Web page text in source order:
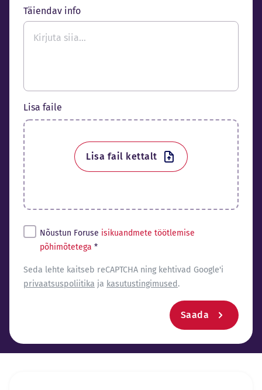
Täiendav info
Lisa faile
Lisa fail kettalt
Tingimused*
Nõustun Foruse isikuandmete töötlemise
põhimõtetega *
reCaptcha
Seda lehte kaitseb reCAPTCHA ning kehtivad Google'i
privaatsuspoliitika ja kasutustingimused .
Saada